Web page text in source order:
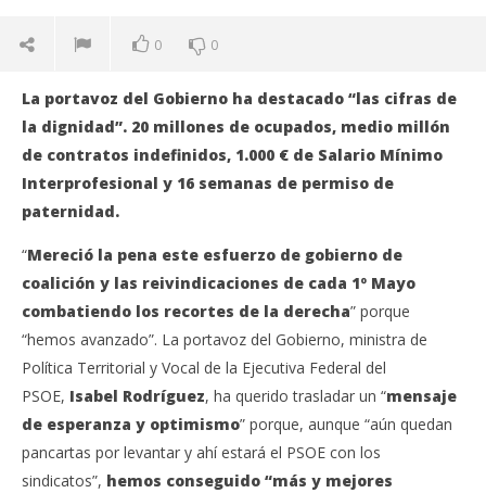
0 0
La portavoz del Gobierno ha destacado “las cifras de
la dignidad”. 20 millones de ocupados, medio millón
de contratos indefinidos, 1.000 € de Salario Mínimo
Interprofesional y 16 semanas de permiso de
paternidad.
“Mereció la pena este esfuerzo de gobierno de
coalición y las reivindicaciones de cada 1º Mayo
combatiendo los recortes de la derecha” porque
“hemos avanzado”. La portavoz del Gobierno, ministra de
Política Territorial y Vocal de la Ejecutiva Federal del
PSOE, Isabel Rodríguez, ha querido trasladar un “mensaje
de esperanza y optimismo” porque, aunque “aún quedan
pancartas por levantar y ahí estará el PSOE con los
sindicatos”, hemos conseguido “más y mejores